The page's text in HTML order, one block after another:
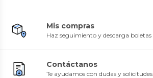
Mis compras
Haz seguimiento y descarga boletas
Contáctanos
Te ayudamos con dudas y solicitudes